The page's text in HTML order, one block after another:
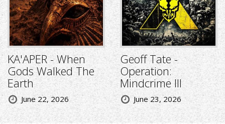
KA'APER - When
Gods Walked The
Earth
June 22, 2026
Geoff Tate -
Operation:
Mindcrime III
June 23, 2026